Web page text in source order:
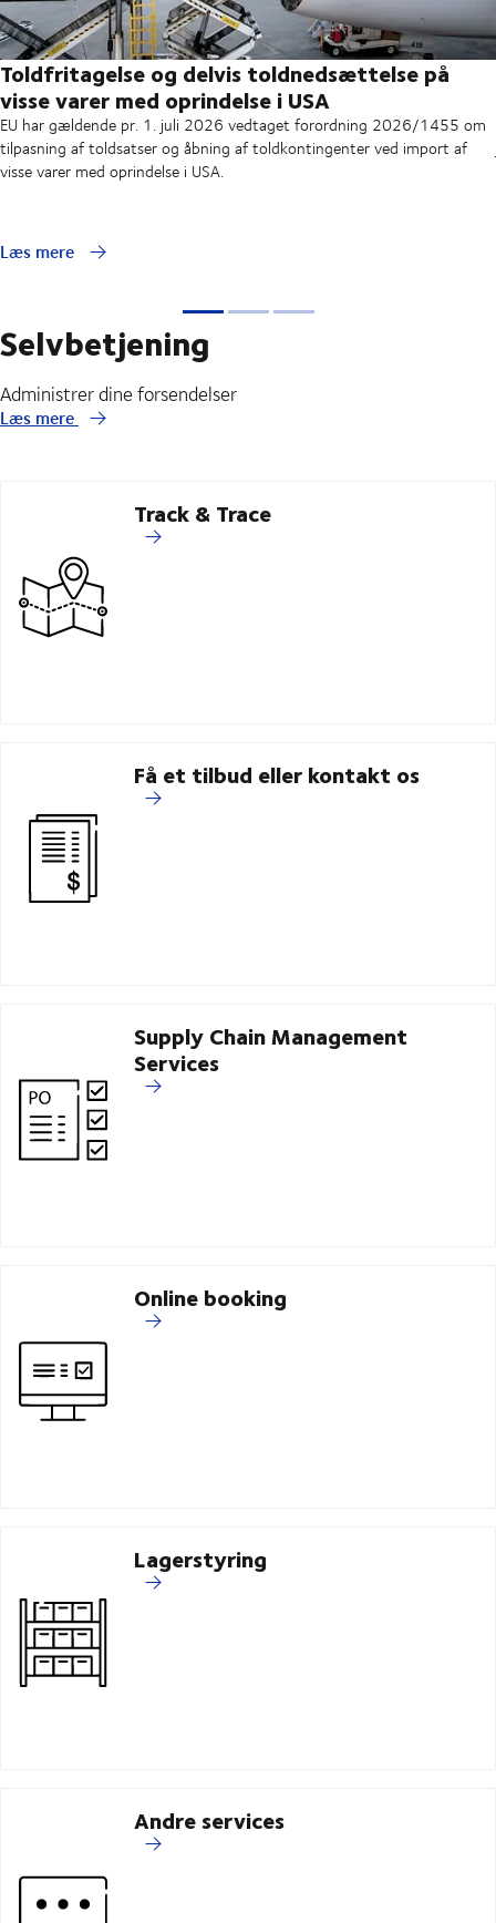
Toldfritagelse og delvis toldnedsættelse på
visse varer med oprindelse i USA
EU har gældende pr. 1. juli 2026 vedtaget forordning 2026/1455 om
tilpasning af toldsatser og åbning af toldkontingenter ved import af
visse varer med oprindelse i USA.
Læs mere
Selvbetjening
Administrer dine forsendelser
Læs mere
Track & Trace
Få et tilbud eller kontakt os
Supply Chain Management
Services
Online booking
Lagerstyring
Andre services